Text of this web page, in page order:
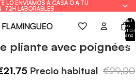
LO ENVIAMOS A CASA O A TU
72H LABORABLES
LO ENVIAMOS A CASA O A TU
72H LABORABLES
Total
des
dans
le
: 0
pliante avec poignées
Precio habitual €29,00